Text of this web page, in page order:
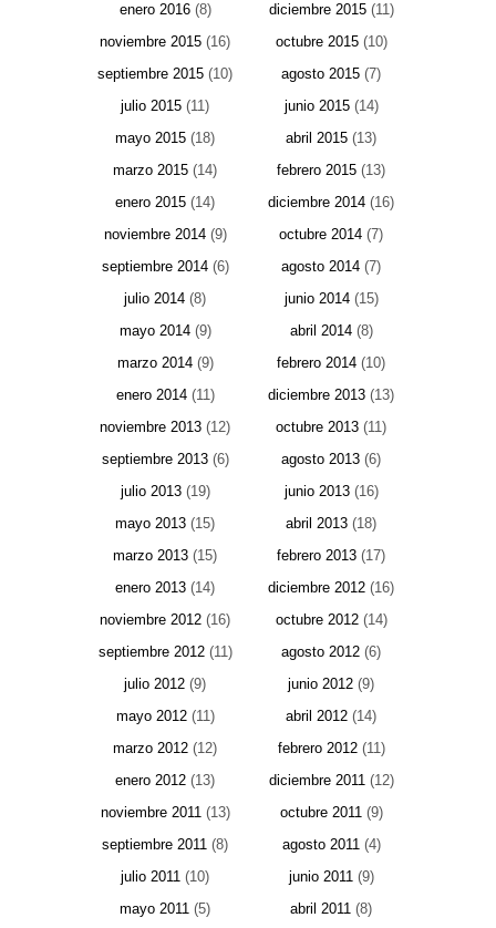
enero 2016(8) diciembre 2015(11)
noviembre 2015 (16) octubre 2015(10)
septiembre 2015 (10) agosto 2015 (7)
julio 2015 (11) junio 2015(14)
mayo 2015 (18) abril 2015 (13)
marzo 2015 (14) febrero 2015 (13)
enero 2015 (14) diciembre 2014 (16)
noviembre 2014(9) octubre 2014 (7)
septiembre 2014(6) agosto 2014 (7)
julio 2014 (8) junio 2014(15)
mayo 2014(9) abril 2014(8)
marzo 2014(9) febrero 2014 (10)
enero 2014(11) diciembre 2013 (13)
noviembre 2013 (12) octubre 2013 (11)
septiembre 2013(6) agosto 2013 (6)
julio 2013(19) junio 2013(16)
mayo 2013 (15) abril 2013 (18)
marzo 2013 (15) febrero 2013 (17)
enero 2013 (14) diciembre 2012 (16)
noviembre 2012 (16) octubre 2012(14)
septiembre 2012(11) agosto 2012 (6)
julio 2012 (9) junio 2012 (9)
mayo 2012(11) abril 2012 (14)
marzo 2012 (12) febrero 2012(11)
enero 2012 (13) diciembre 2011(12)
noviembre 2011(13) octubre 2011(9)
septiembre 2011 (8) agosto 2011(4)
julio 2011 (10) junio 2011(9)
mayo 2011 (5) abril 2011 (8)